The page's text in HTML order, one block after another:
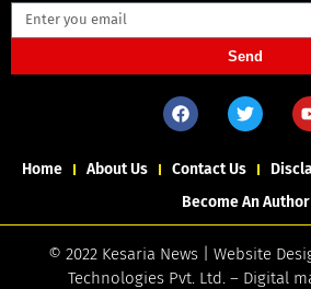
Send
Home About Us Contact Us
Become An Author
© 2022 Kesaria News | Website
Technologies Pvt. Ltd.– Digital